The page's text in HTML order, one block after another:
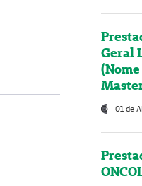
Geral
01 de